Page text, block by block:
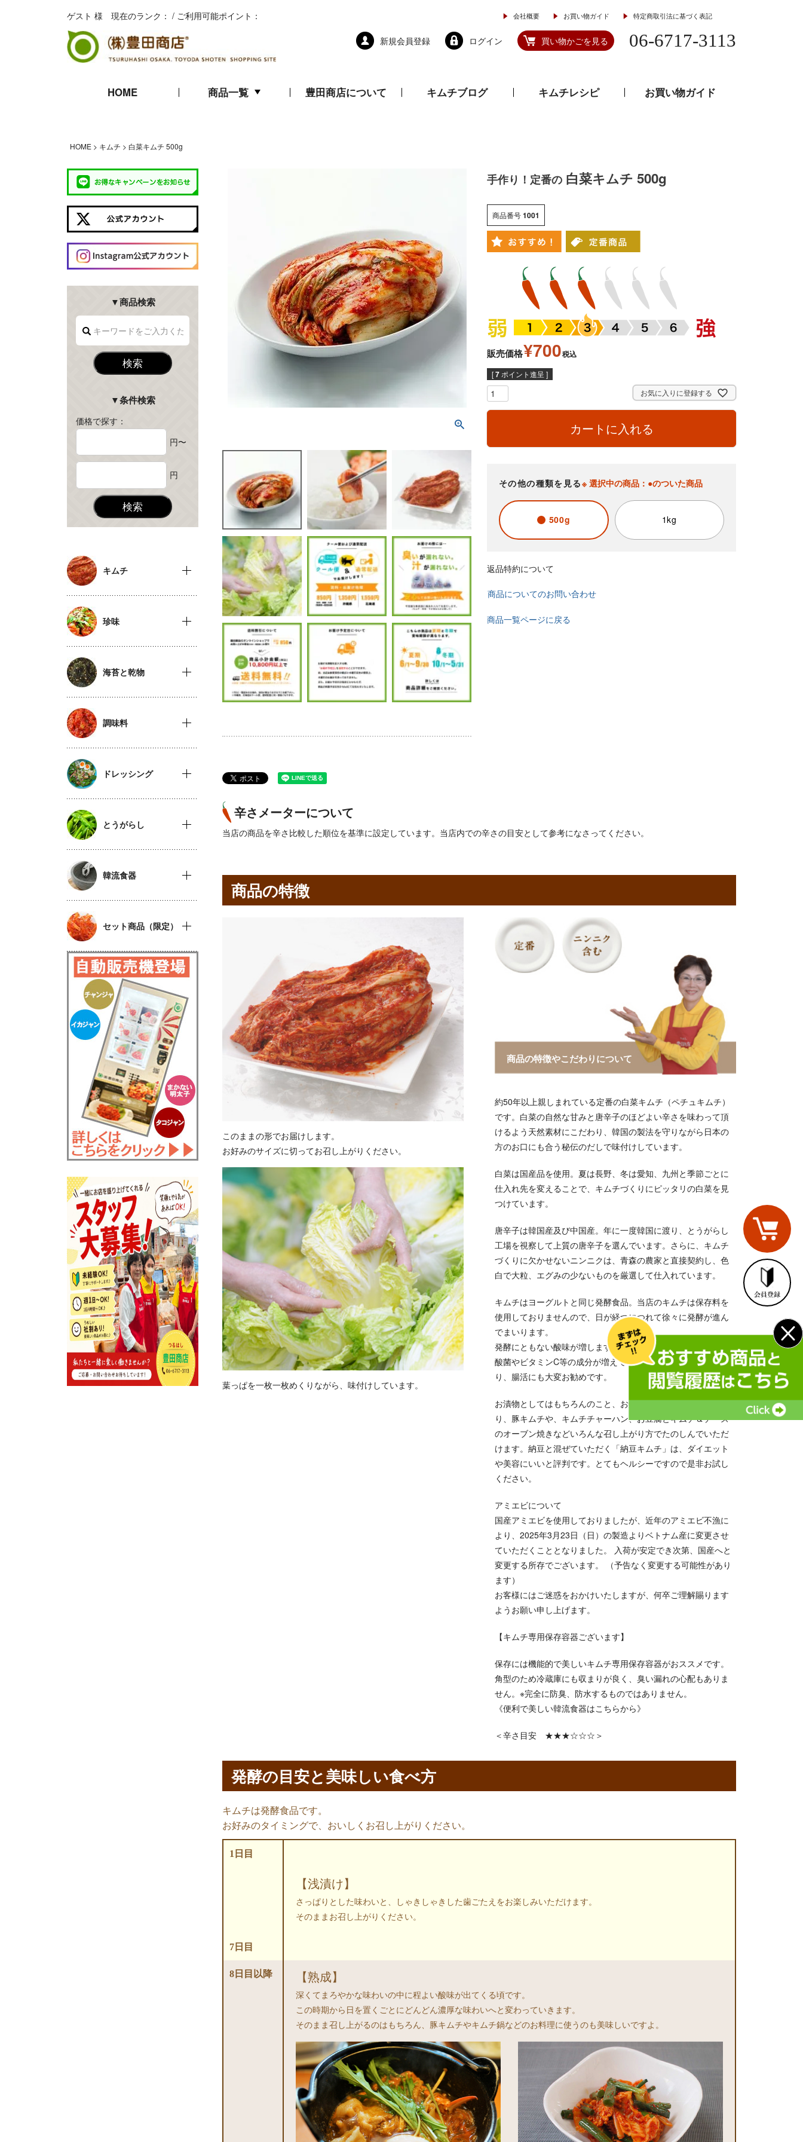
ゲスト 様 現在のランク： / ご利用可能ポイント： 会社概要 お買い物ガイド 特定商取引法に基づく表記
新規会員登録 ログイン 買い物かごを見る 06-6717-3113
HOME 商品一覧 豊田商店について キムチブログ キムチレシピ お買い物ガイド
HOME キムチ 白菜キムチ 500g
▼商品検索
検索
▼条件検索
価格で探す：
円〜
円
検索
キムチ
珍味
海苔と乾物
調味料
ドレッシング
とうがらし
韓流食器
セット商品（限定）
手作り！定番の 白菜キムチ 500g
商品番号1001
販売価格¥700税込
[7 ポイント進呈 ]
お気に入りに登録する
カートに入れる
その他の種類を見る※ 選択中の商品：●のついた商品
500g 1kg
返品特約について
商品についてのお問い合わせ
商品一覧ページに戻る
辛さメーターについて
当店の商品を辛さ比較した順位を基準に設定しています。当店内での辛さの目安として参考になさってください。
商品の特徴
このままの形でお届けします。
お好みのサイズに切ってお召し上がりください。
葉っぱを一枚一枚めくりながら、味付けしています。
商品の特徴やこだわりについて
約50年以上親しまれている定番の白菜キムチ（ペチュキムチ）
です。白菜の自然な甘みと唐辛子のほどよい辛さを味わって頂
けるよう天然素材にこだわり、韓国の製法を守りながら日本の
方のお口にも合う秘伝のだしで味付けしています。
白菜は国産品を使用。夏は長野、冬は愛知、九州と季節ごとに
仕入れ先を変えることで、キムチづくりにピッタリの白菜を見
つけています。
唐辛子は韓国産及び中国産。年に一度韓国に渡り、とうがらし
工場を視察して上質の唐辛子を選んでいます。さらに、キムチ
づくりに欠かせないニンニクは、青森の農家と直接契約し、色
白で大粒、エグみの少ないものを厳選して仕入れています。
キムチはヨーグルトと同じ発酵食品。当店のキムチは保存料を
使用しておりませんので、日が経つにつれて徐々に発酵が進ん
でまいります。
発酵にともない酸味が増しますが、これはキムチに含まれる乳
酸菌やビタミンC等の成分が増えている証拠。栄養価も高くな
り、腸活にも大変お勧めです。
お漬物としてはもちろんのこと、お鍋や、お味噌汁に加えた
り、豚キムチや、キムチチャーハン、お豆腐とキムチ＆チーズ
のオーブン焼きなどいろんな召し上がり方でたのしんでいただ
けます。納豆と混ぜていただく「納豆キムチ」は、ダイエット
や美容にいいと評判です。とてもヘルシーですので是非お試し
ください。
アミエビについて
国産アミエビを使用しておりましたが、近年のアミエビ不漁に
より、2025年3月23日（日）の製造よりベトナム産に変更させ
ていただくこととなりました。 入荷が安定でき次第、国産へと
変更する所存でございます。 （予告なく変更する可能性があり
ます）
お客様にはご迷惑をおかけいたしますが、何卒ご理解賜ります
ようお願い申し上げます。
【キムチ専用保存容器ございます】
保存には機能的で美しいキムチ専用保存容器がおススメです。
角型のため冷蔵庫にも収まりが良く、臭い漏れの心配もありま
せん。※完全に防臭、防水するものではありません。
《便利で美しい韓流食器はこちらから》
＜辛さ目安 ★★★☆☆☆＞
発酵の目安と美味しい食べ方
キムチは発酵食品です。
お好みのタイミングで、おいしくお召し上がりください。
1日目
【浅漬け】
さっぱりとした味わいと、しゃきしゃきした歯ごたえをお楽しみいただけます。
そのままお召し上がりください。
7日目
8日目以降 【熟成】
深くてまろやかな味わいの中に程よい酸味が出てくる頃です。
この時期から日を置くごとにどんどん濃厚な味わいへと変わっていきます。
そのまま召し上がるのはもちろん、豚キムチやキムチ鍋などのお料理に使うのも美味しいですよ。